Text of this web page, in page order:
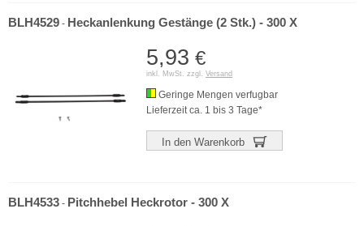
BLH4529 - Heckanlenkung Gestänge (2 Stk.) - 300 X
5,93 €
inkl. MwSt. zzgl. Versand
Geringe Mengen verfugbar
Lieferzeit ca. 1 bis 3 Tage*
In den Warenkorb
BLH4533 - Pitchhebel Heckrotor - 300 X